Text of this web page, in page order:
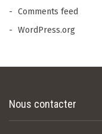
Comments feed
WordPress.org
Nous contacter